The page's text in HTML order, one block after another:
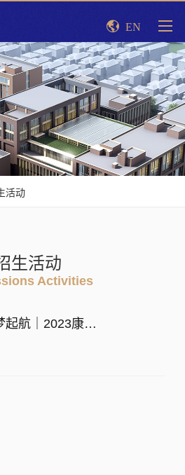
EN
活动
生活动
Activities
在此遇见，筑梦起航｜2023康礼美术方向升学规划会暨大型校园开放日